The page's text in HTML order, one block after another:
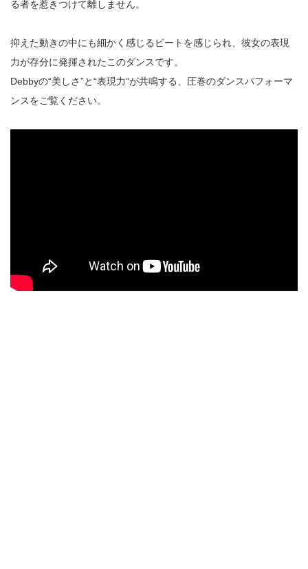
る者を惹きつけて離しません。
抑えた動きの中にも細かく感じるビートを感じられ、彼女の表現
力が存分に発揮されたこのダンスです。
Debbyの“美しさ”と“表現力”が共鳴する、圧巻のダンスパフォーマ
ンスをご覧ください。